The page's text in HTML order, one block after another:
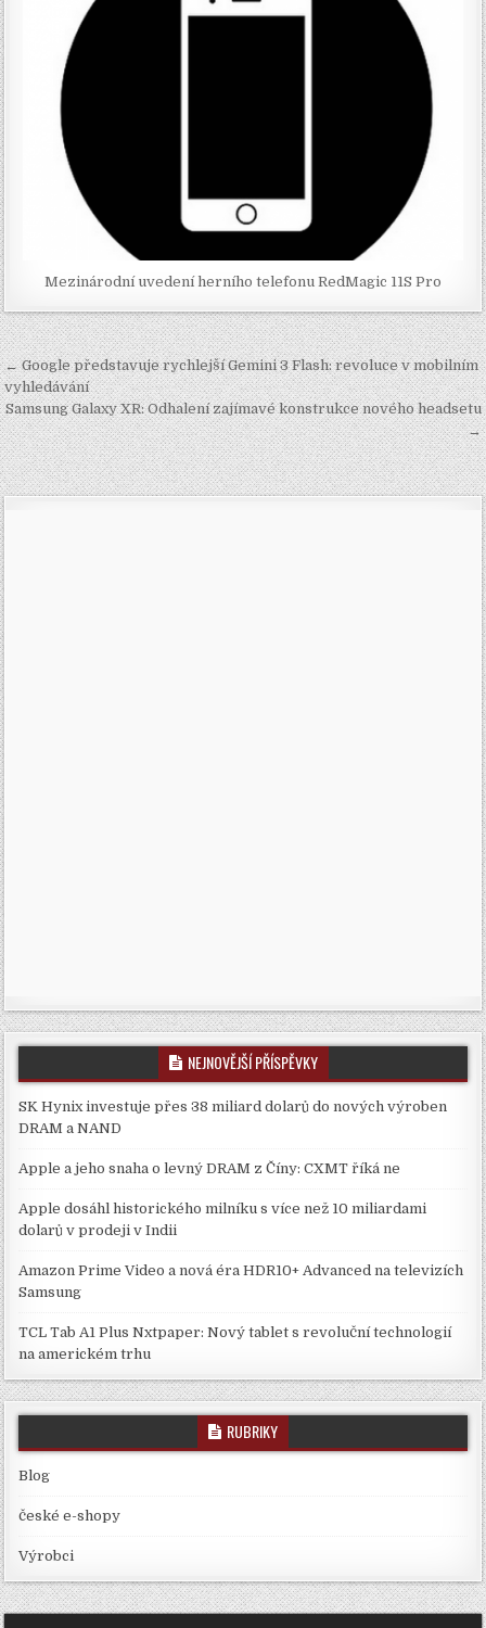
Mezinárodní uvedení herního telefonu RedMagic 11S Pro
Navigace
pro
příspěvek
← Google představuje rychlejší Gemini 3 Flash: revoluce v mobilním
vyhledávání
Samsung Galaxy XR: Odhalení zajímavé konstrukce nového headsetu
→
NEJNOVĚJŠÍ PŘÍSPĚVKY
SK Hynix investuje přes 38 miliard dolarů do nových výroben
DRAM a NAND
Apple a jeho snaha o levný DRAM z Číny: CXMT říká ne
Apple dosáhl historického milníku s více než 10 miliardami
dolarů v prodeji v Indii
Amazon Prime Video a nová éra HDR10+ Advanced na televizích
Samsung
TCL Tab A1 Plus Nxtpaper: Nový tablet s revoluční technologií
na americkém trhu
RUBRIKY
Blog
české e-shopy
Výrobci